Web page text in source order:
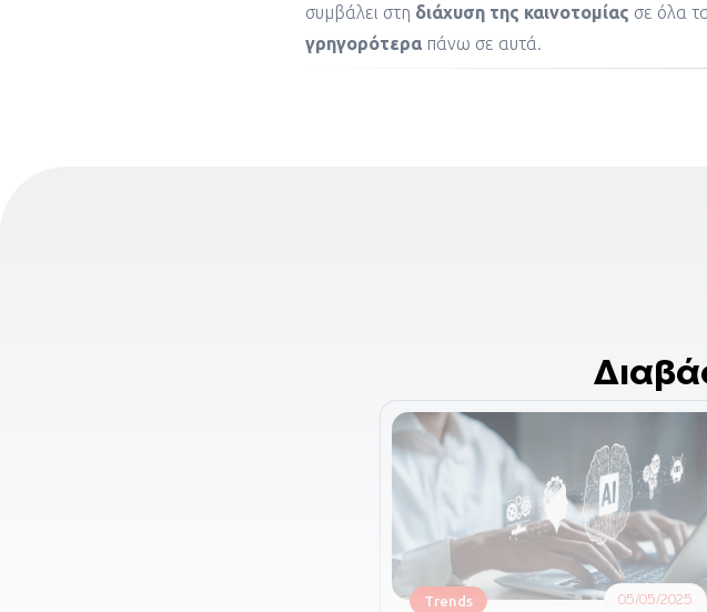
συμβάλει στη διάχυση της καινοτομίας σε όλα
γρηγορότερα πάνω σε αυτά.
Trends 05/05/2025